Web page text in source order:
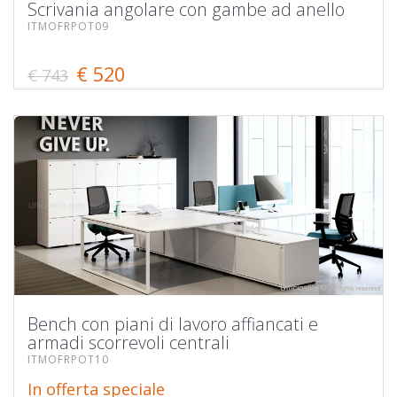
Scrivania angolare con gambe ad anello
ITMOFRPOT09
€ 743 € 520
Bench con piani di lavoro affiancati e
armadi scorrevoli centrali
ITMOFRPOT10
In offerta speciale